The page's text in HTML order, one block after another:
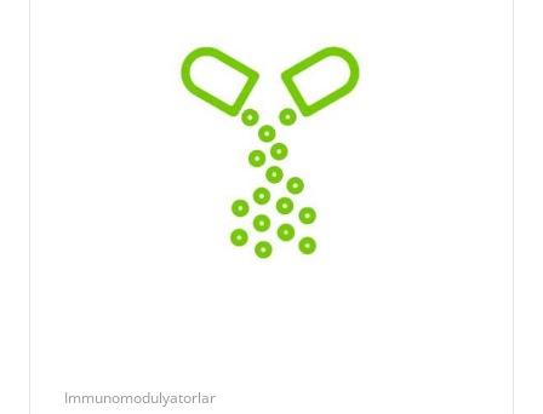
Immunomodulyatorlar